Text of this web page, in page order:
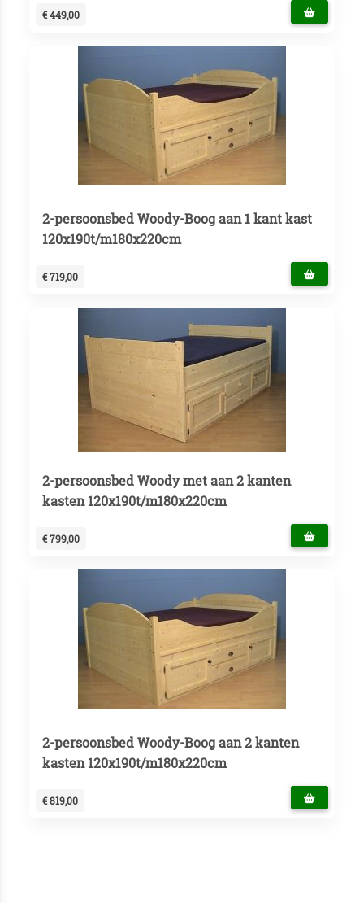
€ 449,00
2-persoonsbed Woody-Boog aan 1 kant kast
120x190t/m180x220cm
€ 719,00
2-persoonsbed Woody met aan 2 kanten
kasten 120x190t/m180x220cm
€ 799,00
2-persoonsbed Woody-Boog aan 2 kanten
kasten 120x190t/m180x220cm
€ 819,00